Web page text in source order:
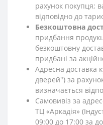
рахунок покупця;
відповідно до
Безкоштовна
придбання
безкоштовну
придбані за
Адресна доставка
дверей") за
визначається
Самовивіз за
ТЦ «Аркадія»
09:00 до 17:00 за